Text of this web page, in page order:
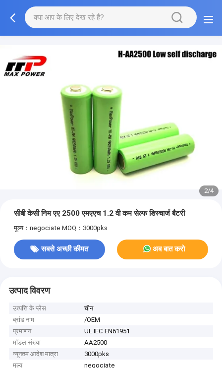
2/4
सीबी केसी निम एए 2500 एमएएच 1.2 वी कम सेल्फ डिस्चार्ज बैटरी
मूल्य：negociate MOQ：3000pks
सबसे अच्छी कीमत अब बात करो
उत्पाद विवरण
उत्पत्ति के प्लेस
चीन
ब्रांड नाम
/OEM
प्रमाणन
UL IEC EN61951
मॉडल संख्या
AA2500
न्यूनतम आदेश मात्रा
3000pks
मूल्य
negociate